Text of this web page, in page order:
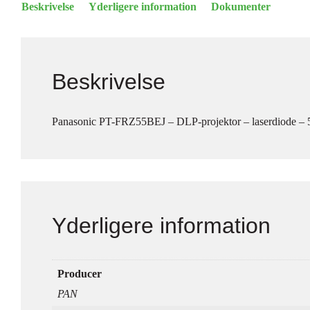
Beskrivelse Yderligere information Dokumenter
Beskrivelse
Panasonic PT-FRZ55BEJ – DLP-projektor – laserdiode
Yderligere information
Producer
PAN